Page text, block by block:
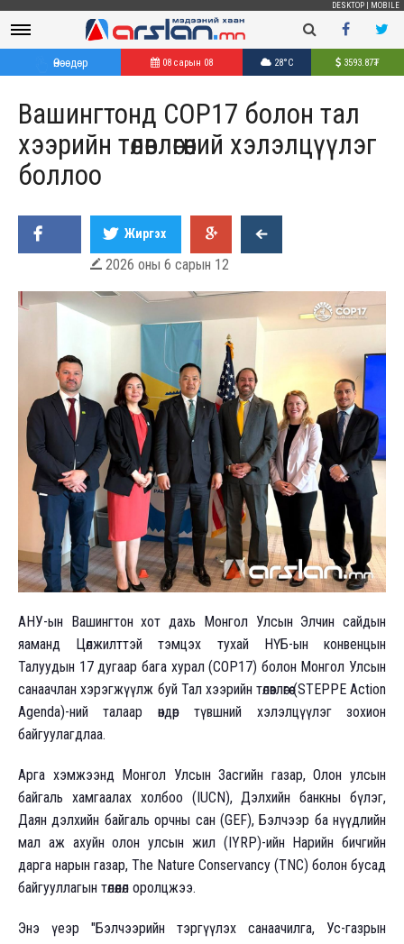
DESKTOP MOBILE
Өнөөдөр 08 сарын 08 28°C 3593.87₮
Вашингтонд COP17 болон тал
хээрийн төлөвлөгөөний хэлэлцүүлэг
боллоо
Жиргэх
 2026 оны 6 сарын 12
АНУ-ын Вашингтон хот дахь Монгол Улсын Элчин сайдын
яаманд Цөлжилттэй тэмцэх тухай НҮБ-ын конвенцын
Талуудын 17 дугаар бага хурал (COP17) болон Монгол Улсын
санаачлан хэрэгжүүлж буй Тал хээрийн төлөвлөгөө (STEPPE Action
Agenda)-ний талаар өндөр түвшний хэлэлцүүлэг зохион
байгуулагдлаа.
Арга хэмжээнд Монгол Улсын Засгийн газар, Олон улсын
байгаль хамгаалах холбоо (IUCN), Дэлхийн банкны бүлэг,
Даян дэлхийн байгаль орчны сан (GEF), Бэлчээр ба нүүдлийн
мал аж ахуйн олон улсын жил (IYRP)-ийн Нарийн бичгийн
дарга нарын газар, The Nature Conservancy (TNC) болон бусад
байгууллагын төлөөлөл оролцжээ.
Энэ үеэр "Бэлчээрийн тэргүүлэх санаачилга, Ус-газрын